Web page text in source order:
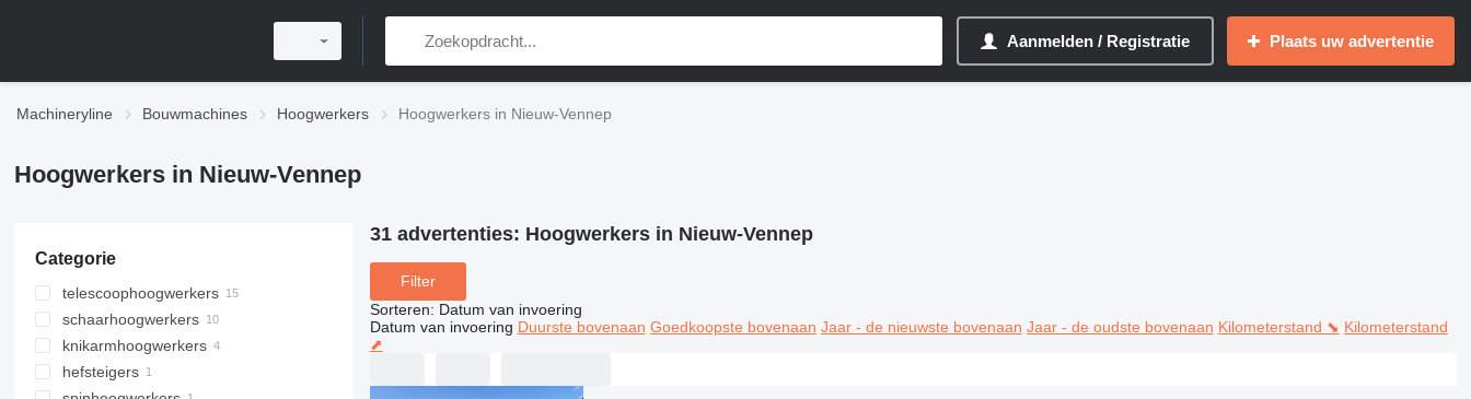
Aanmelden / Registratie Plaats uw advertentie
Machineryline Bouwmachines Hoogwerkers Hoogwerkers in Nieuw-Vennep
Hoogwerkers in Nieuw-Vennep
Categorie
telescoophoogwerkers
schaarhoogwerkers
knikarmhoogwerkers
hefsteigers
31 advertenties: Hoogwerkers in Nieuw-Vennep
Filter
Sorteren: Datum van invoering
Datum van invoering Duurste bovenaan Goedkoopste bovenaan Jaar - de nieuwste bovenaan Jaar - de oudste bovenaan Kilometerstand ⬊ Kilometerstand
⬈